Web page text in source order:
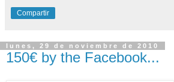
Compartir
lunes, 29 de noviembre de 2010
150€ by the Facebook...